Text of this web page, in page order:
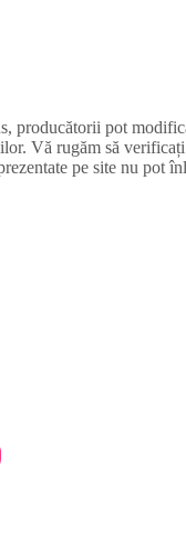
producătorii pot
Vă rugăm să
pe site nu pot